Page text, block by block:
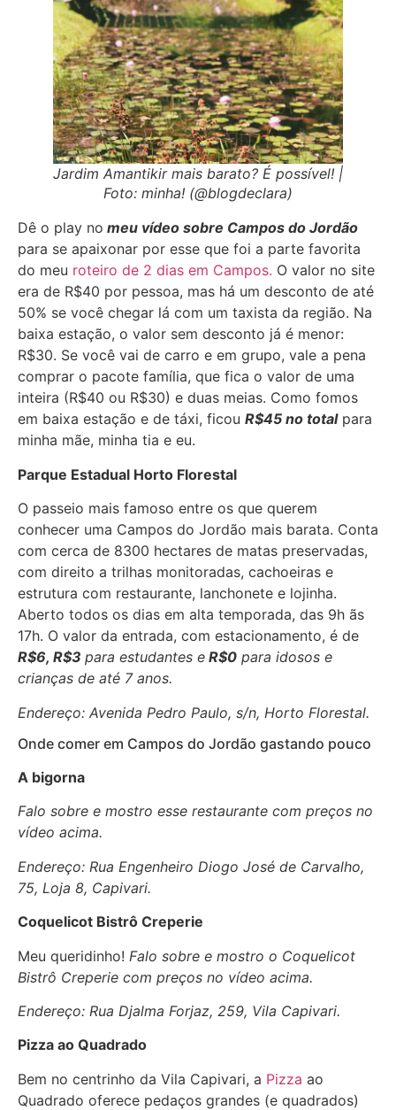
Jardim Amantikir mais barato? É possível! |
Foto: minha! (@blogdeclara)
Dê o play no meu vídeo sobre Campos do Jordão
para se apaixonar por esse que foi a parte favorita
do meu roteiro de 2 dias em Campos. O valor no site
era de R$40 por pessoa, mas há um desconto de até
50% se você chegar lá com um taxista da região. Na
baixa estação, o valor sem desconto já é menor:
R$30. Se você vai de carro e em grupo, vale a pena
comprar o pacote família, que fica o valor de uma
inteira (R$40 ou R$30) e duas meias. Como fomos
em baixa estação e de táxi, ficou R$45 no totalpara
minha mãe, minha tia e eu.
Parque Estadual Horto Florestal
O passeio mais famoso entre os que querem
conhecer uma Campos do Jordão mais barata. Conta
com cerca de 8300 hectares de matas preservadas,
com direito a trilhas monitoradas, cachoeiras e
estrutura com restaurante, lanchonete e lojinha.
Aberto todos os dias em alta temporada, das 9h ãs
17h. O valor da entrada, com estacionamento, é de
R$6, R$3 para estudantes e R$0 para idosos e
crianças de até 7 anos.
Endereço: Avenida Pedro Paulo, s/n, Horto Florestal.
Onde comer em Campos do Jordão gastando pouco
A bigorna
Falo sobre e mostro esse restaurante com preços no
vídeo acima.
Endereço: Rua Engenheiro Diogo José de Carvalho,
75, Loja 8, Capivari.
Coquelicot Bistrô Creperie
Meu queridinho! Falo sobre e mostro o Coquelicot
Bistrô Creperie com preços no vídeo acima.
Endereço: Rua Djalma Forjaz, 259, Vila Capivari.
Pizza ao Quadrado
Bem no centrinho da Vila Capivari, a Pizza ao
Quadrado oferece pedaços grandes (e quadrados)